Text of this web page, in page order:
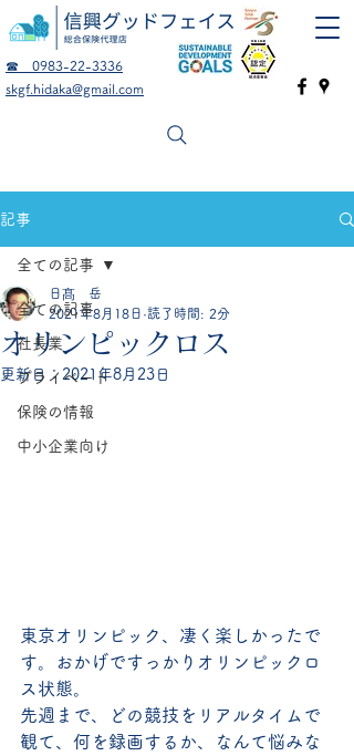
skgf.hidaka@gmail.com
☎ 0983-22-3336
記事
全ての記事
社長業
プライベート
保険の情報
中小企業向け
全ての記事
オリンピックロス
日髙 岳
2021年8月18日 読了時間: 2分
更新日： 2021年8月23日
東京オリンピック、凄く楽しかったで
す。おかげですっかりオリンピックロ
ス状態。
先週まで、どの競技をリアルタイムで
観て、何を録画するか、なんて悩みな